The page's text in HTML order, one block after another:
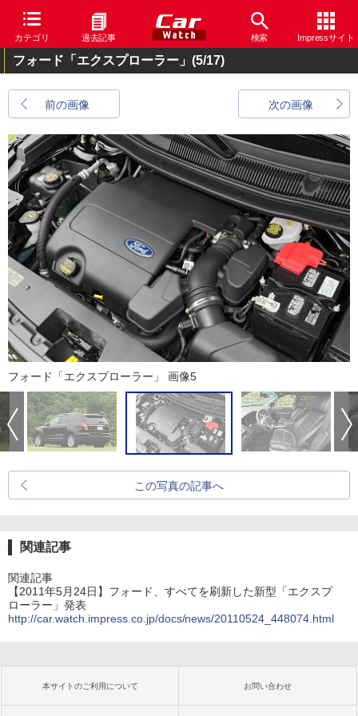
カテゴリ 過去記事 検索 Impressサイト
フォード「エクスプローラー」 (5/17)
前の画像 次の画像
フォード「エクスプローラー」 画像5
この写真の記事へ
関連記事
関連記事
【2011年5月24日】フォード、すべてを刷新した新型「エクスプ
ローラー」発表
http://car.watch.impress.co.jp/docs/news/20110524_448074.html
本サイトのご利用について お問い合わせ